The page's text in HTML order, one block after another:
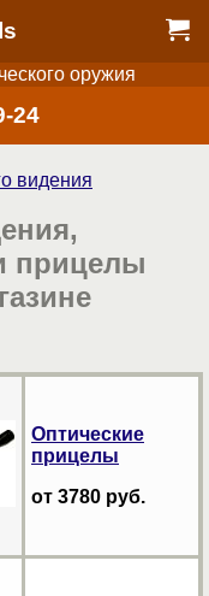
оружия
24
видения
прицелы
Оптические
прицелы
от 3780 руб.